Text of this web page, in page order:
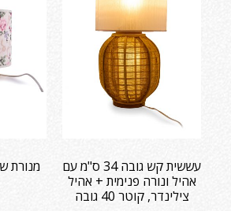
עששית קש גובה 34 ס"מ עם
אהיל ונורה פנימית + אהיל
צילינדר, קוטר 40 גובה
מנורת